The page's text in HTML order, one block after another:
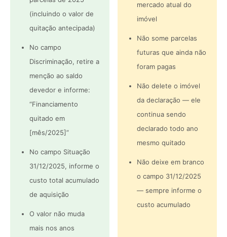
(incluindo o valor de
quitação antecipada)
No campo
Discriminação, retire a
menção ao saldo
devedor e informe:
“Financiamento
quitado em
[mês/2025]”
No campo Situação
31/12/2025, informe o
custo total acumulado
de aquisição
O valor não muda
mais nos anos
mercado atual do
imóvel
Não some parcelas
futuras que ainda não
foram pagas
Não delete o imóvel
da declaração — ele
continua sendo
declarado todo ano
mesmo quitado
Não deixe em branco
o campo 31/12/2025
— sempre informe o
custo acumulado